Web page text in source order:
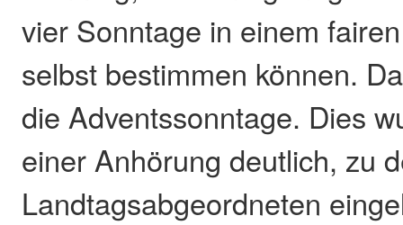
vier Sonntage in einem
selbst bestimmen können.
die Adventssonntage. Dies
einer Anhörung deutlich, zu
Landtagsabgeordneten